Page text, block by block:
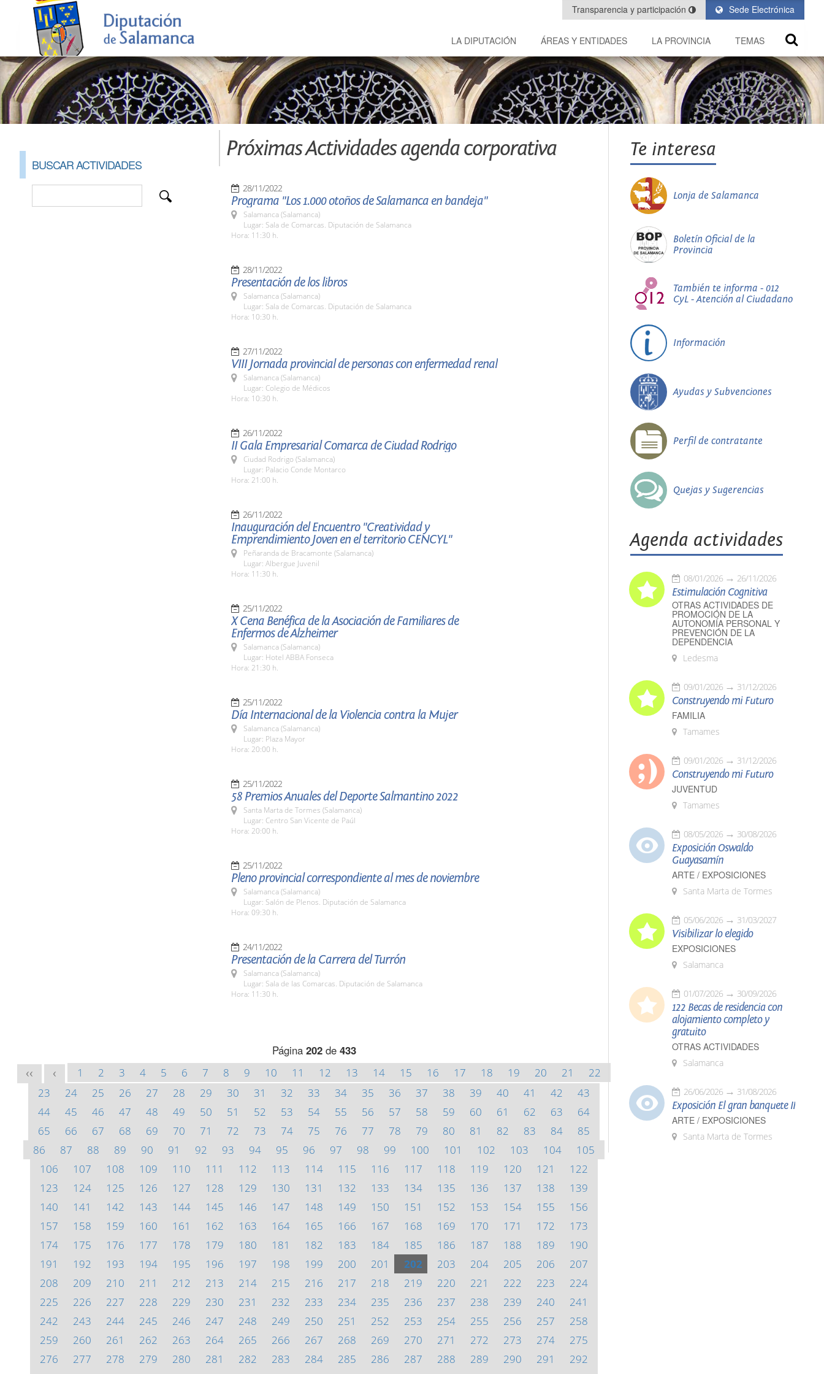
Sede Electrónica
Transparencia y participación
LA DIPUTACIÓN ÁREAS Y ENTIDADES LA PROVINCIA TEMAS
BUSCAR ACTIVIDADES
Próximas Actividades agenda corporativa
28/11/2022
Programa "Los 1.000 otoños de Salamanca en bandeja"
Salamanca (Salamanca)
Lugar: Sala de Comarcas. Diputación de Salamanca
Hora: 11:30 h.
28/11/2022
Presentación de los libros
Salamanca (Salamanca)
Lugar: Sala de Comarcas. Diputación de Salamanca
Hora: 10:30 h.
27/11/2022
VIII Jornada provincial de personas con enfermedad renal
Salamanca (Salamanca)
Lugar: Colegio de Médicos
Hora: 10:30 h.
26/11/2022
II Gala Empresarial Comarca de Ciudad Rodrigo
Ciudad Rodrigo (Salamanca)
Lugar: Palacio Conde Montarco
Hora: 21:00 h.
26/11/2022
Inauguración del Encuentro "Creatividad y
Emprendimiento Joven en el territorio CENCYL"
Peñaranda de Bracamonte (Salamanca)
Lugar: Albergue Juvenil
Hora: 11:30 h.
25/11/2022
X Cena Benéfica de la Asociación de Familiares de
Enfermos de Alzheimer
Salamanca (Salamanca)
Lugar: Hotel ABBA Fonseca
Hora: 21:30 h.
25/11/2022
Día Internacional de la Violencia contra la Mujer
Salamanca (Salamanca)
Lugar: Plaza Mayor
Hora: 20:00 h.
25/11/2022
58 Premios Anuales del Deporte Salmantino 2022
Santa Marta de Tormes (Salamanca)
Lugar: Centro San Vicente de Paúl
Hora: 20:00 h.
25/11/2022
Pleno provincial correspondiente al mes de noviembre
Salamanca (Salamanca)
Lugar: Salón de Plenos. Diputación de Salamanca
Hora: 09:30 h.
24/11/2022
Presentación de la Carrera del Turrón
Salamanca (Salamanca)
Lugar: Sala de las Comarcas. Diputación de Salamanca
Hora: 11:30 h.
Página 202de 433
<< < 1 2 3 4 5 6 7 8 9 10 11 12 13 14 15 16 17 18 19 20 21
22
23
24 25 26 27 28 29 30 31 32 33 34 35 36 37 38 39 40 41 42
43
44
45 46 47 48 49 50 51 52 53 54 55 56 57 58 59 60 61 62 63
64
65
66 67 68 69 70 71 72 73 74 75 76 77 78 79 80 81 82 83 84
85
86
87 88 89 90 91 92 93 94 95 96 97 98 99 100 101 102 103 104
105
106
107 108 109 110 111 112 113 114 115 116 117 118 119 120 121
122
123
124 125 126 127 128 129 130 131 132 133 134 135 136 137 138
139
140
141 142 143 144 145 146 147 148 149 150 151 152 153 154 155
156
157
158 159 160 161 162 163 164 165 166 167 168 169 170 171 172
173
174
175 176 177 178 179 180 181 182 183 184 185 186 187 188 189
190
191
192 193 194 195 196 197 198 199 200 201 202 203 204 205 206
207
208
209 210 211 212 213 214 215 216 217 218 219 220 221 222 223
224
225
226 227 228 229 230 231 232 233 234 235 236 237 238 239 240
241
242
243 244 245 246 247 248 249 250 251 252 253 254 255 256 257
258
259
260 261 262 263 264 265 266 267 268 269 270 271 272 273 274
275
276
277 278 279 280 281 282 283 284 285 286 287 288 289 290 291
292
Te interesa
Lonja de Salamanca
Boletín Oficial de la
Provincia
También te informa - 012
CyL - Atención al Ciudadano
Información
Ayudas y Subvenciones
Perfil de contratante
Quejas y Sugerencias
Agenda actividades
08/01/2026 26/11/2026
Estimulación Cognitiva
OTRAS ACTIVIDADES DE
PROMOCIÓN DE LA
AUTONOMÍA PERSONAL Y
PREVENCIÓN DE LA
DEPENDENCIA
Ledesma
09/01/2026 31/12/2026
Construyendo mi Futuro
FAMILIA
Tamames
09/01/2026 31/12/2026
Construyendo mi Futuro
JUVENTUD
Tamames
08/05/2026 30/08/2026
Exposición Oswaldo
Guayasamín
ARTE / EXPOSICIONES
Santa Marta de Tormes
05/06/2026 31/03/2027
Visibilizar lo elegido
EXPOSICIONES
Salamanca
01/07/2026 30/09/2026
122 Becas de residencia con
alojamiento completo y
gratuito
OTRAS ACTIVIDADES
Salamanca
26/06/2026 31/08/2026
Exposición El gran banquete II
ARTE / EXPOSICIONES
Santa Marta de Tormes